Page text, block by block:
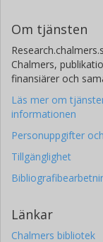
Om tjänsten
Chalmers,
finansiärer och
Läs mer om
informationen
Personuppgifter
Tillgänglighet
Länkar
Chalmers bibliotek